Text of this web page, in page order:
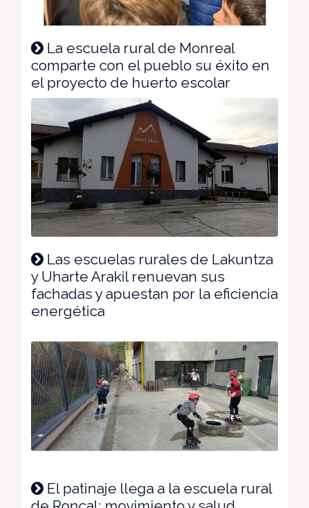
La escuela rural de Monreal
comparte con el pueblo su éxito en
el proyecto de huerto escolar
Las escuelas rurales de Lakuntza
y Uharte Arakil renuevan sus
fachadas y apuestan por la eficiencia
energética
El patinaje llega a la escuela rural